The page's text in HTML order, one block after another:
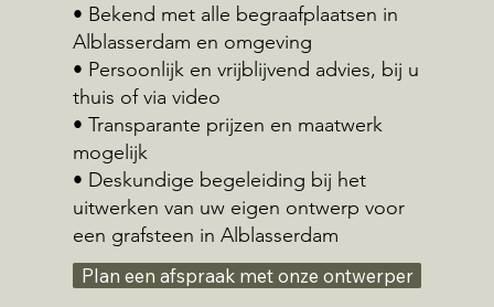
• Bekend met alle begraafplaatsen in
Alblasserdam en omgeving
• Persoonlijk en vrijblijvend advies, bij u
thuis of via video
• Transparante prijzen en maatwerk
mogelijk
• Deskundige begeleiding bij het
uitwerken van uw eigen ontwerp voor
een grafsteen in Alblasserdam
Plan een afspraak met onze ontwerper